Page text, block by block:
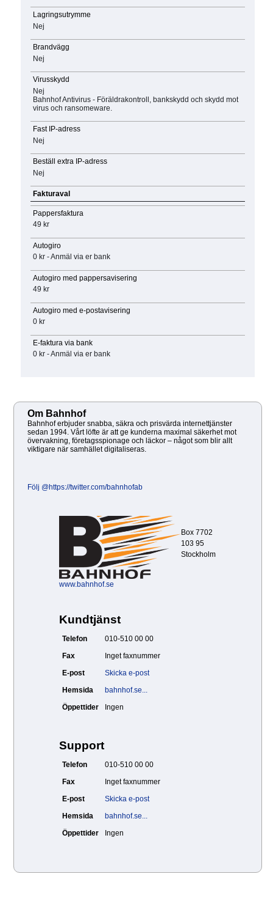
Lagringsutrymme
Nej
Brandvägg
Nej
Virusskydd
Nej
Bahnhof Antivirus - Föräldrakontroll, bankskydd och skydd mot
virus och ransomeware.
Fast IP-adress
Nej
Beställ extra IP-adress
Nej
Fakturaval
Pappersfaktura
49 kr
Autogiro
0 kr - Anmäl via er bank
Autogiro med pappersavisering
49 kr
Autogiro med e-postavisering
0 kr
E-faktura via bank
0 kr - Anmäl via er bank
Om Bahnhof
Bahnhof erbjuder snabba, säkra och prisvärda internettjänster
sedan 1994. Vårt löfte är att ge kunderna maximal säkerhet mot
övervakning, företagsspionage och läckor – något som blir allt
viktigare när samhället digitaliseras.
Följ @https://twitter.com/bahnhofab
Box 7702
103 95
Stockholm
www.bahnhof.se
Kundtjänst
Telefon
010-510 00 00
Fax
Inget faxnummer
E-post
Skicka e-post
Hemsida
bahnhof.se...
Öppettider
Ingen
Support
Telefon
010-510 00 00
Fax
Inget faxnummer
E-post
Skicka e-post
Hemsida
bahnhof.se...
Öppettider
Ingen